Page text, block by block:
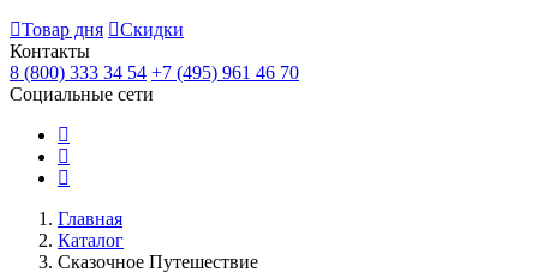
Товар дня
Скидки
Контакты
8 (800) 333 34 54 +7 (495) 961 46 70
Социальные сети
Главная
Каталог
Сказочное Путешествие